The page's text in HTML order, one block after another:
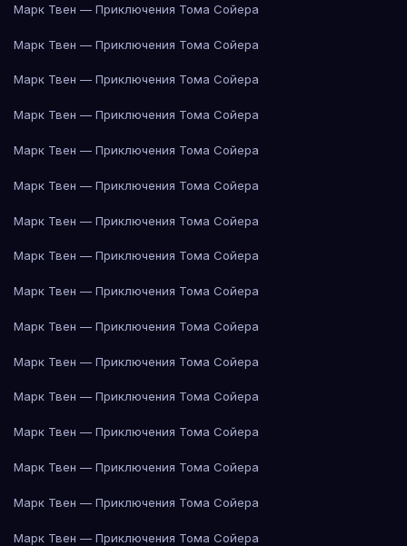
Марк Твен — Приключения Тома Сойера
Марк Твен — Приключения Тома Сойера
Марк Твен — Приключения Тома Сойера
Марк Твен — Приключения Тома Сойера
Марк Твен — Приключения Тома Сойера
Марк Твен — Приключения Тома Сойера
Марк Твен — Приключения Тома Сойера
Марк Твен — Приключения Тома Сойера
Марк Твен — Приключения Тома Сойера
Марк Твен — Приключения Тома Сойера
Марк Твен — Приключения Тома Сойера
Марк Твен — Приключения Тома Сойера
Марк Твен — Приключения Тома Сойера
Марк Твен — Приключения Тома Сойера
Марк Твен — Приключения Тома Сойера
Марк Твен — Приключения Тома Сойера